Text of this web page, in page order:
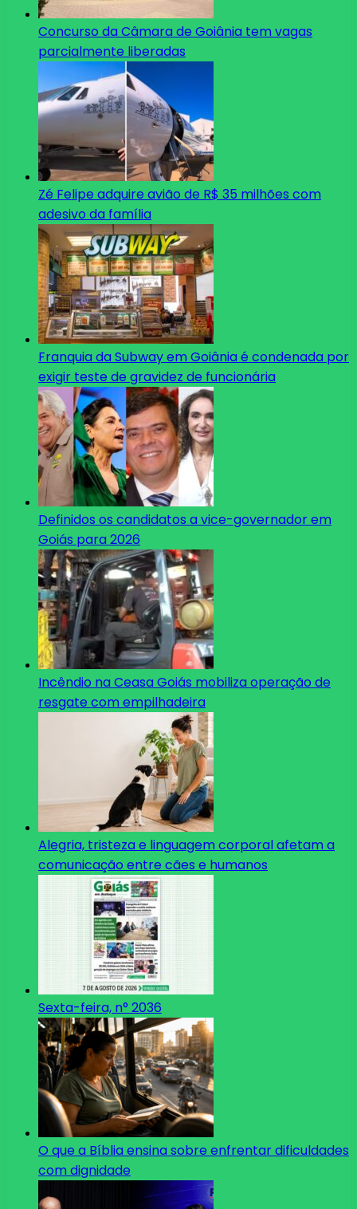
Concurso da Câmara de Goiânia tem vagas
parcialmente liberadas
Zé Felipe adquire avião de R$ 35 milhões com
adesivo da família
Franquia da Subway em Goiânia é condenada por
exigir teste de gravidez de funcionária
Definidos os candidatos a vice-governador em
Goiás para 2026
Incêndio na Ceasa Goiás mobiliza operação de
resgate com empilhadeira
Alegria, tristeza e linguagem corporal afetam a
comunicação entre cães e humanos
Sexta-feira, n° 2036
O que a Bíblia ensina sobre enfrentar dificuldades
com dignidade